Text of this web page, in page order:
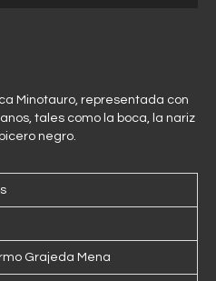
Minotauro, representada con
tales como la boca, la nariz
negro.
Grajeda Mena